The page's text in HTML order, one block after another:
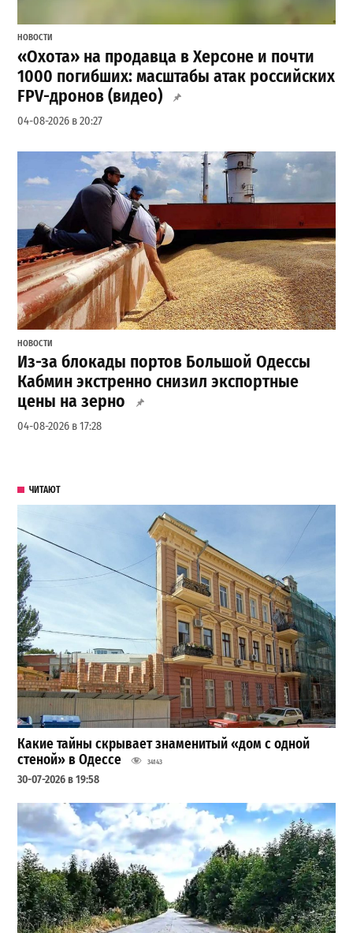
НОВОСТИ
«Охота» на продавца в Херсоне и почти
1000 погибших: масштабы атак российских
FPV-дронов (видео)
04-08-2026 в 20:27
НОВОСТИ
Из-за блокады портов Большой Одессы
Кабмин экстренно снизил экспортные
цены на зерно
04-08-2026 в 17:28
ЧИТАЮТ
Какие тайны скрывает знаменитый «дом с одной
стеной» в Одессе
34143
30-07-2026 в 19:58